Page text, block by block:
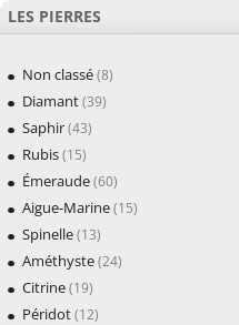
LES PIERRES
Non classé(8)
Diamant(39)
Saphir(43)
Rubis(15)
Émeraude(60)
Aigue-Marine(15)
Spinelle(13)
Améthyste(24)
Citrine(19)
Péridot(12)